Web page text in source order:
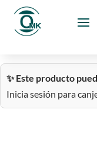
✨ Este producto
Inicia sesión para